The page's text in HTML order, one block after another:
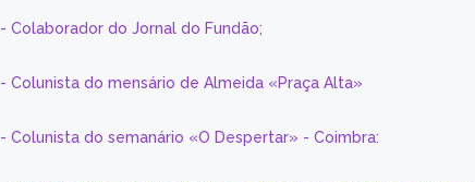
- Colaborador do Jornal do Fundão;
- Colunista do mensário de Almeida «Praça Alta»
- Colunista do semanário «O Despertar» - Coimbra: